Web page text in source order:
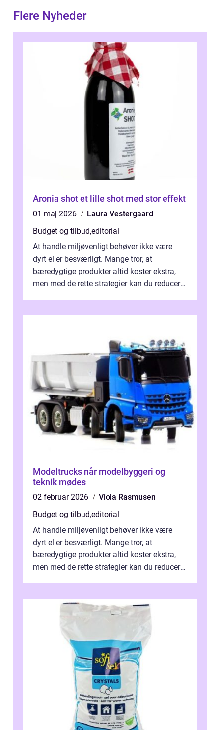
Flere Nyheder
Aronia shot et lille shot med stor effekt
01 maj 2026
Laura Vestergaard
Budget og tilbud,editorial
At handle miljøvenligt behøver ikke være
dyrt eller besværligt. Mange tror, at
bæredygtige produkter altid koster ekstra,
men med de rette strategier kan du reducere
Modeltrucks når modelbyggeri og
teknik mødes
02 februar 2026
Viola Rasmusen
Budget og tilbud,editorial
At handle miljøvenligt behøver ikke være
dyrt eller besværligt. Mange tror, at
bæredygtige produkter altid koster ekstra,
men med de rette strategier kan du reducere